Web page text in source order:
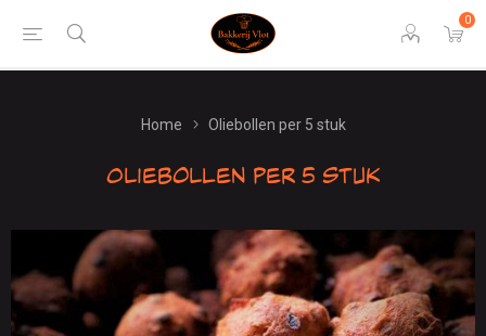
0
Home Oliebollen per 5 stuk
Oliebollen per 5 stuk